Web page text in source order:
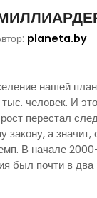
planeta.by
нашей
человек. И
перестал
закону, а
В начале
был почти в